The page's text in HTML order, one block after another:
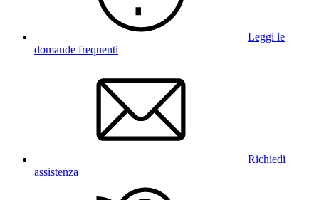
Leggi le
domande frequenti
Richiedi
assistenza